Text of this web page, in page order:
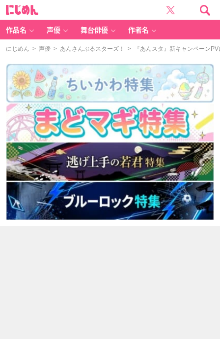
作品名 声優 舞台俳優 作者名
にじめん > 声優 > あんさんぶるスターズ！ > 『あんスタ』新キャンペーン